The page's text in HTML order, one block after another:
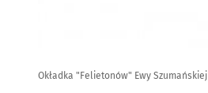
Okładka "Felietonów" Ewy Szumańskiej